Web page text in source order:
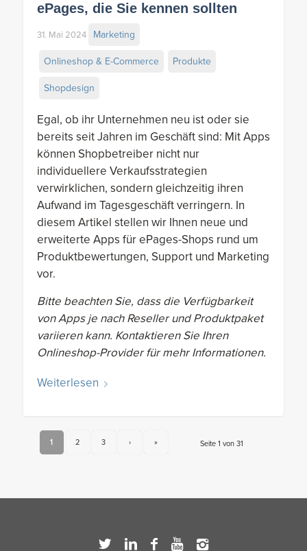
ePages, die Sie kennen sollten
31. Mai 2024 Marketing
Onlineshop & E-Commerce Produkte
Shopdesign
Egal, ob ihr Unternehmen neu ist oder sie
bereits seit Jahren im Geschäft sind: Mit Apps
können Shopbetreiber nicht nur
individuellere Verkaufsstrategien
verwirklichen, sondern gleichzeitig ihren
Aufwand im Tagesgeschäft verringern. In
diesem Artikel stellen wir Ihnen neue und
erweiterte Apps für ePages-Shops rund um
Produktbewertungen, Support und Marketing
vor.
Bitte beachten Sie, dass die Verfügbarkeit
von Apps je nach Reseller und Produktpaket
variieren kann. Kontaktieren Sie Ihren
Onlineshop-Provider für mehr Informationen.
Weiterlesen
Seite 1 von 31
1 2 3 › »